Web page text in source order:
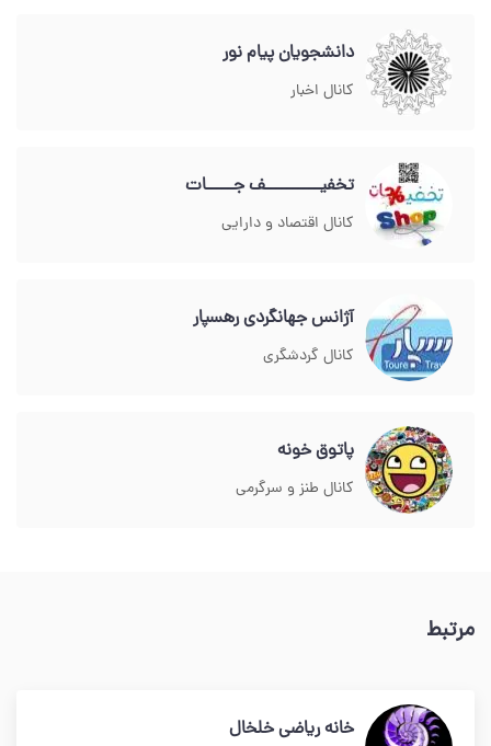
دانشجویان پیام نور
کانال اخبار
تخفیــــــــــف جـــــات
کانال اقتصاد و دارایی
آژانس جهانگردی رهسپار
کانال گردشگری
پاتوق خونه
کانال طنز و سرگرمی
مرتبط
خانه ریاضی خلخال